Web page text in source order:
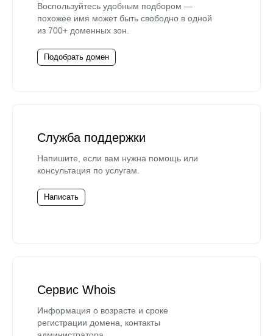
Воспользуйтесь удобным подбором —
похожее имя может быть свободно в одной
из 700+ доменных зон.
Подобрать домен
Служба поддержки
Напишите, если вам нужна помощь или
консультация по услугам.
Написать
Сервис Whois
Информация о возрасте и сроке
регистрации домена, контакты